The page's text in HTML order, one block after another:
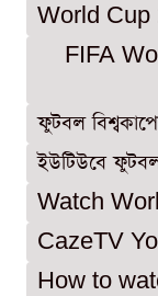
World Cup
FIFA
ফুটবল
ইউটিউবে
Watch
CazeTV
How to